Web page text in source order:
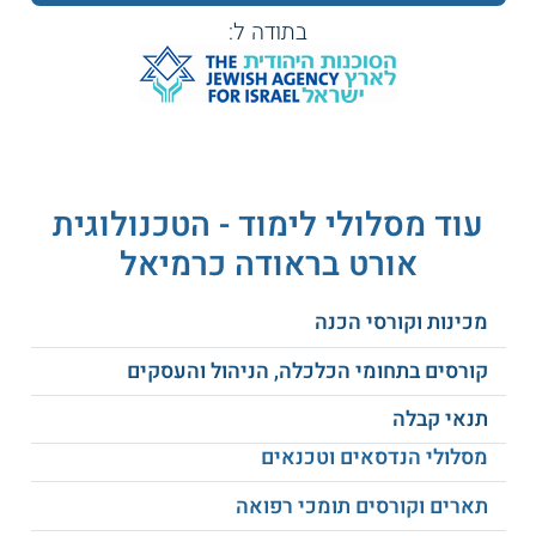
לימודי מבנים.
דיני תכנון ובנייה.
מערכות אלקטרו מכניות.
ארגון אתר ובחירת הציוד.
פרטי הבניין בתוכנת AutoCAD.
מהם תנאי הקבלה?
תנאי הקבלה הינם:
בגרות בציון חיובי במקצועות הבאים:
מתמטיקה ברמת 3 יחידות לימוד.
בתודה ל:
עוד מסלולי לימוד - הטכנולוגית
אורט בראודה כרמיאל
מכינות וקורסי הכנה
קורסים בתחומי הכלכלה, הניהול והעסקים
תנאי קבלה
מסלולי הנדסאים וטכנאים
תארים וקורסים תומכי רפואה